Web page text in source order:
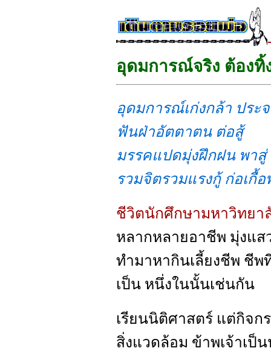
อุดมการณ์จริง ต้องทิ้
อุดมการณ์เก่งกล้า ประ
ฟันฝ่าอัตตาตน ต่อสู้
มรรคแปดมุ่งฝึกฝน พา
รวมจิตรวมแรงกู้ ก่อเกื้
ชีวิตนักศึกษามหาวิทยา
หลากหลายอาชีพ มุ่งแส
ทำมาหากินเลี้ยงชีพ ชีพ
เป็น หนึ่งในนั้นเช่นกัน
เรียนนิติศาสตร์ แต่กิจ
สิ่งแวดล้อม ข้าพเจ้าเป็